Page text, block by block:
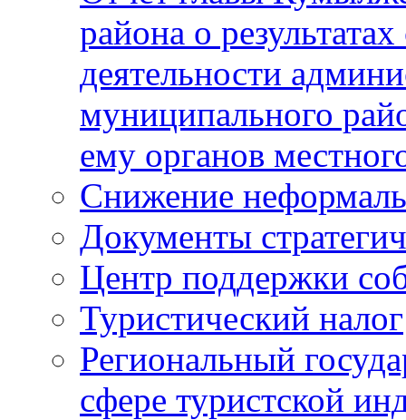
района о
деятельности
муниципального
ему органов
Снижение
Документы
Центр поддержки
Туристический налог
Региональный
сфере туристской